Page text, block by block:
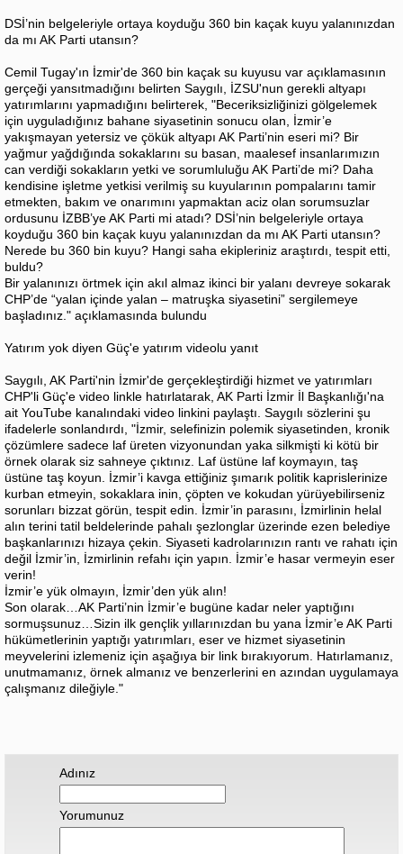
DSİ’nin belgeleriyle ortaya koyduğu 360 bin kaçak kuyu yalanınızdan
da mı AK Parti utansın?
Cemil Tugay'ın İzmir'de 360 bin kaçak su kuyusu var açıklamasının
gerçeği yansıtmadığını belirten Saygılı, İZSU'nun gerekli altyapı
yatırımlarını yapmadığını belirterek, "Beceriksizliğinizi gölgelemek
için uyguladığınız bahane siyasetinin sonucu olan, İzmir’e
yakışmayan yetersiz ve çökük altyapı AK Parti’nin eseri mi? Bir
yağmur yağdığında sokaklarını su basan, maalesef insanlarımızın
can verdiği sokakların yetki ve sorumluluğu AK Parti’de mi? Daha
kendisine işletme yetkisi verilmiş su kuyularının pompalarını tamir
etmekten, bakım ve onarımını yapmaktan aciz olan sorumsuzlar
ordusunu İZBB’ye AK Parti mi atadı? DSİ’nin belgeleriyle ortaya
koyduğu 360 bin kaçak kuyu yalanınızdan da mı AK Parti utansın?
Nerede bu 360 bin kuyu? Hangi saha ekipleriniz araştırdı, tespit etti,
buldu?
Bir yalanınızı örtmek için akıl almaz ikinci bir yalanı devreye sokarak
CHP’de “yalan içinde yalan – matruşka siyasetini” sergilemeye
başladınız." açıklamasında bulundu
Yatırım yok diyen Güç'e yatırım videolu yanıt
Saygılı, AK Parti'nin İzmir'de gerçekleştirdiği hizmet ve yatırımları
CHP'li Güç'e video linkle hatırlatarak, AK Parti İzmir İl Başkanlığı'na
ait YouTube kanalındaki video linkini paylaştı. Saygılı sözlerini şu
ifadelerle sonlandırdı, "İzmir, selefinizin polemik siyasetinden, kronik
çözümlere sadece laf üreten vizyonundan yaka silkmişti ki kötü bir
örnek olarak siz sahneye çıktınız. Laf üstüne laf koymayın, taş
üstüne taş koyun. İzmir’i kavga ettiğiniz şımarık politik kaprislerinize
kurban etmeyin, sokaklara inin, çöpten ve kokudan yürüyebilirseniz
sorunları bizzat görün, tespit edin. İzmir’in parasını, İzmirlinin helal
alın terini tatil beldelerinde pahalı şezlonglar üzerinde ezen belediye
başkanlarınızı hizaya çekin. Siyaseti kadrolarınızın rantı ve rahatı için
değil İzmir’in, İzmirlinin refahı için yapın. İzmir’e hasar vermeyin eser
verin!
İzmir’e yük olmayın, İzmir’den yük alın!
Son olarak…AK Parti’nin İzmir’e bugüne kadar neler yaptığını
sormuşsunuz…Sizin ilk gençlik yıllarınızdan bu yana İzmir’e AK Parti
hükümetlerinin yaptığı yatırımları, eser ve hizmet siyasetinin
meyvelerini izlemeniz için aşağıya bir link bırakıyorum. Hatırlamanız,
unutmamanız, örnek almanız ve benzerlerini en azından uygulamaya
çalışmanız dileğiyle."
Adınız
Yorumunuz